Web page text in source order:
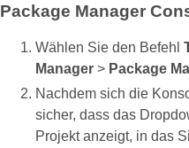
Package Manager
Wählen Sie den Befehl
Manager > Package
Nachdem sich die
sicher, dass das
Projekt anzeigt, in das